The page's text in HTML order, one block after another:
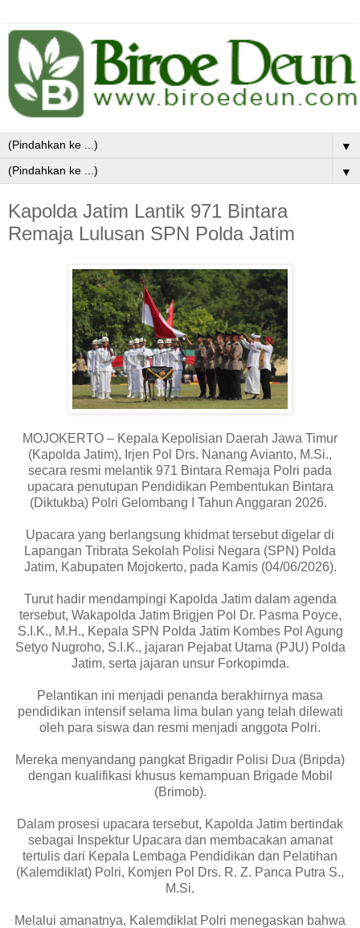
▼
▼
Kapolda Jatim Lantik 971 Bintara
Remaja Lulusan SPN Polda Jatim
MOJOKERTO – Kepala Kepolisian Daerah Jawa Timur
(Kapolda Jatim), Irjen Pol Drs. Nanang Avianto, M.Si.,
secara resmi melantik 971 Bintara Remaja Polri pada
upacara penutupan Pendidikan Pembentukan Bintara
(Diktukba) Polri Gelombang I Tahun Anggaran 2026.
Upacara yang berlangsung khidmat tersebut digelar di
Lapangan Tribrata Sekolah Polisi Negara (SPN) Polda
Jatim, Kabupaten Mojokerto, pada Kamis (04/06/2026).
Turut hadir mendampingi Kapolda Jatim dalam agenda
tersebut, Wakapolda Jatim Brigjen Pol Dr. Pasma Poyce,
S.I.K., M.H., Kepala SPN Polda Jatim Kombes Pol Agung
Setyo Nugroho, S.I.K., jajaran Pejabat Utama (PJU) Polda
Jatim, serta jajaran unsur Forkopimda.
Pelantikan ini menjadi penanda berakhirnya masa
pendidikan intensif selama lima bulan yang telah dilewati
oleh para siswa dan resmi menjadi anggota Polri.
Mereka menyandang pangkat Brigadir Polisi Dua (Bripda)
dengan kualifikasi khusus kemampuan Brigade Mobil
(Brimob).
Dalam prosesi upacara tersebut, Kapolda Jatim bertindak
sebagai Inspektur Upacara dan membacakan amanat
tertulis dari Kepala Lembaga Pendidikan dan Pelatihan
(Kalemdiklat) Polri, Komjen Pol Drs. R. Z. Panca Putra S.,
M.Si.
Melalui amanatnya, Kalemdiklat Polri menegaskan bahwa